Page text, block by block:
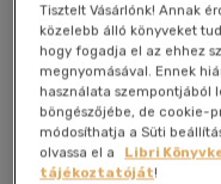
Kívánságlistához adom
Tisztelt Vásárlónk! Annak
közelebb álló könyveket
hogy fogadja el az ehhez
megnyomásával. Ennek
használata szempontjából
böngészőjébe, de cookie-
módosíthatja a Süti
olvassa el a
Libri
tájékoztatóját!